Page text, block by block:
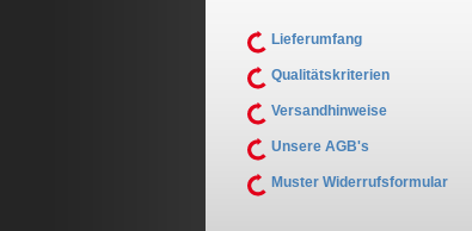
Lieferumfang
Qualitätskriterien
Versandhinweise
Unsere AGB's
Muster Widerrufsformular